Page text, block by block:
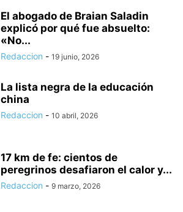
El abogado de Braian Saladin
explicó por qué fue absuelto:
«No...
Redaccion - 19 junio, 2026
La lista negra de la educación
china
Redaccion - 10 abril, 2026
17 km de fe: cientos de
peregrinos desafiaron el calor y...
Redaccion - 9 marzo, 2026